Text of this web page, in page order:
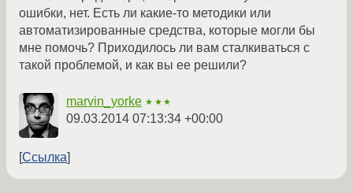
ошибки, нет. Есть ли какие-то методики или
автоматизированные средства, которые могли бы
мне помочь? Приходилось ли вам сталкиваться с
такой проблемой, и как вы ее решили?
marvin_yorke ★★★
09.03.2014 07:13:34 +00:00
Ссылка